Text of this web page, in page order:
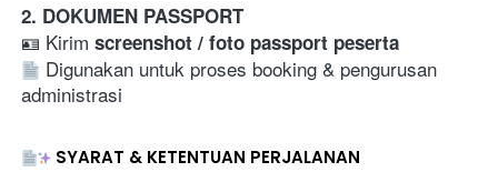
2. DOKUMEN PASSPORT
🪪 Kirim screenshot / foto passport peserta
Digunakan untuk proses booking & pengurusan
administrasi
SYARAT & KETENTUAN PERJALANAN